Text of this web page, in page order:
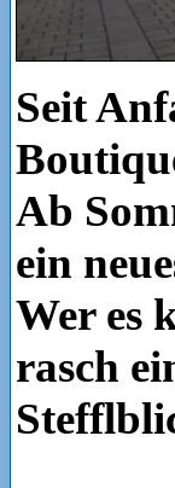
Seit
Ab
ein
Wer es
rasch